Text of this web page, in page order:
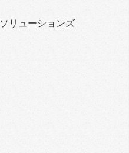
リューションズ